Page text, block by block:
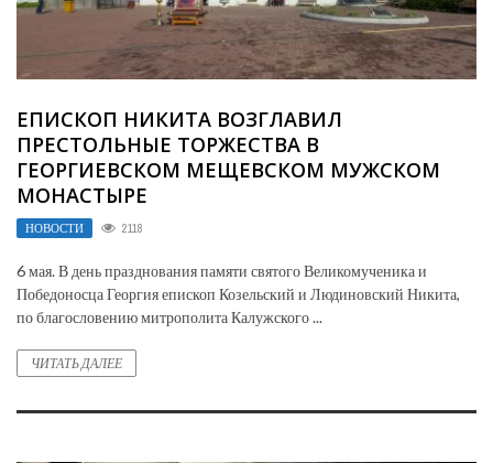
ЕПИСКОП НИКИТА ВОЗГЛАВИЛ
ПРЕСТОЛЬНЫЕ ТОРЖЕСТВА В
ГЕОРГИЕВСКОМ МЕЩЕВСКОМ МУЖСКОМ
МОНАСТЫРЕ
НОВОСТИ 2118
6 мая. В день празднования памяти святого Великомученика и
Победоносца Георгия епископ Козельский и Людиновский Никита,
по благословению митрополита Калужского ...
ЧИТАТЬ ДАЛЕЕ